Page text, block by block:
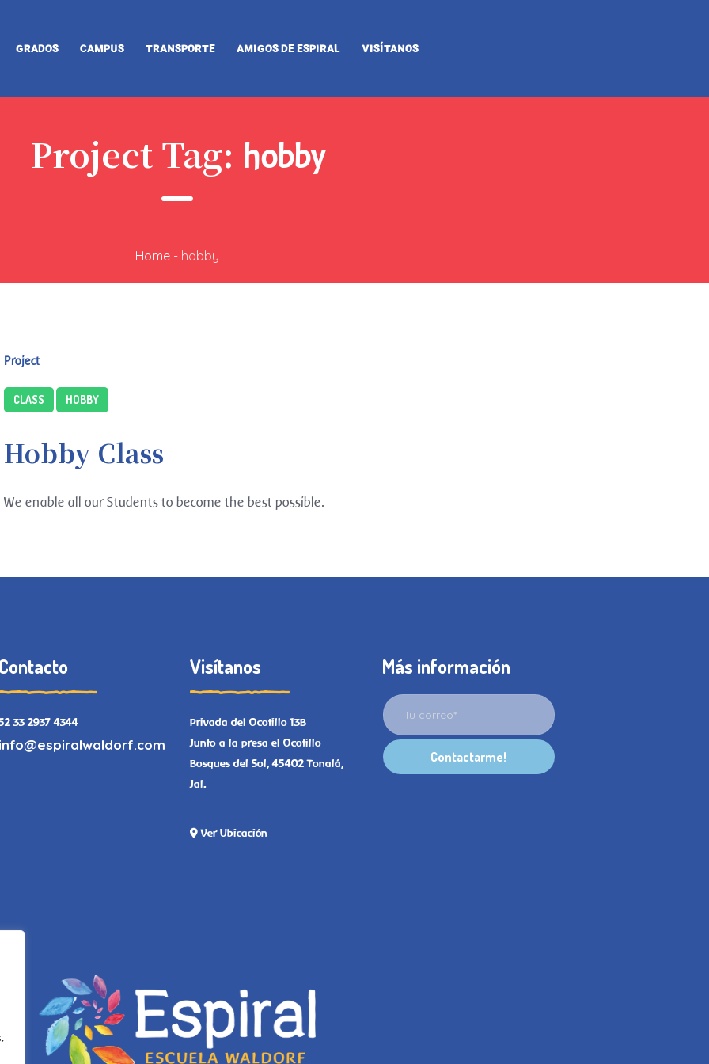
GRADOS CAMPUS TRANSPORTE AMIGOS DE ESPIRAL VISÍTANOS
Project Tag: hobby
Home - hobby
Project
CLASS HOBBY
Hobby Class
We enable all our Students to become the best possible.
Contacto
33 2937 4344
info@espiralwaldorf.com
Visítanos
Privada del Ocotillo 13B
Junto a la presa el Ocotillo
Bosques del Sol, 45402 Tonalá,
Jal.
Ver Ubicación
Más información